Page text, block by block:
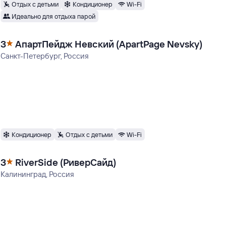
Отдых с детьми Кондиционер
Wi-Fi
Идеально для отдыха парой
3 АпартПейдж Невский (ApartPage Nevsky)
Санкт-Петербург, Россия
Кондиционер Отдых с детьми Wi-Fi
3 RiverSide (РиверСайд)
Калининград, Россия